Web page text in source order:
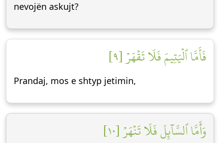
nevojën askujt?
فَأَمَّا ٱلۡيَتِيمَ فَلَا تَقۡهَرۡ [٩]
Prandaj, mos e shtyp jetimin,
وَأَمَّا ٱلسَّآئِلَ فَلَا تَنۡهَرۡ [١٠]